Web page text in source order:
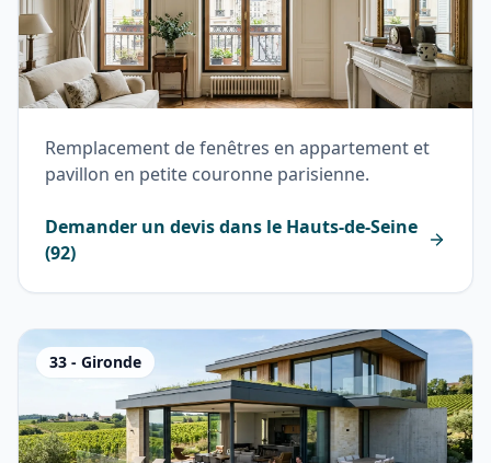
Remplacement de fenêtres en appartement et
pavillon en petite couronne parisienne.
Demander un devis dans le Hauts-de-Seine
(92)
33 - Gironde